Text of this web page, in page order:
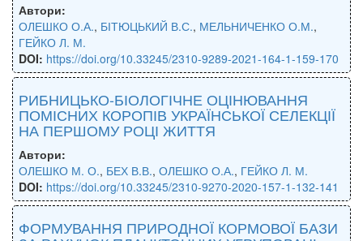
Автори:
ОЛЕШКО О.А., БІТЮЦЬКИЙ В.С., МЕЛЬНИЧЕНКО О.М.,
ГЕЙКО Л. М.
DOI: https://doi.org/10.33245/2310-9289-2021-164-1-159-170
РИБНИЦЬКО-БІОЛОГІЧНЕ ОЦІНЮВАННЯ
ПОМІСНИХ КОРОПІВ УКРАЇНСЬКОЇ СЕЛЕКЦІЇ
НА ПЕРШОМУ РОЦІ ЖИТТЯ
Автори:
ОЛЕШКО М. О., БЕХ В.В., ОЛЕШКО О.А., ГЕЙКО Л. М.
DOI: https://doi.org/10.33245/2310-9270-2020-157-1-132-141
ФОРМУВАННЯ ПРИРОДНОЇ КОРМОВОЇ БАЗИ